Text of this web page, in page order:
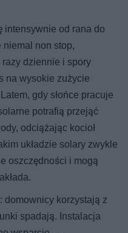
intensywnie od rana do
non stop,
dziennie i spory
na wysokie zużycie
gdy słońce pracuje
potrafią przejąć
odciążając kocioł
układzie solary zwykle
oszczędności i mogą
domownicy korzystają z
spadają. Instalacja